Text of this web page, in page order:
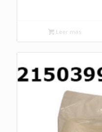
Leer más